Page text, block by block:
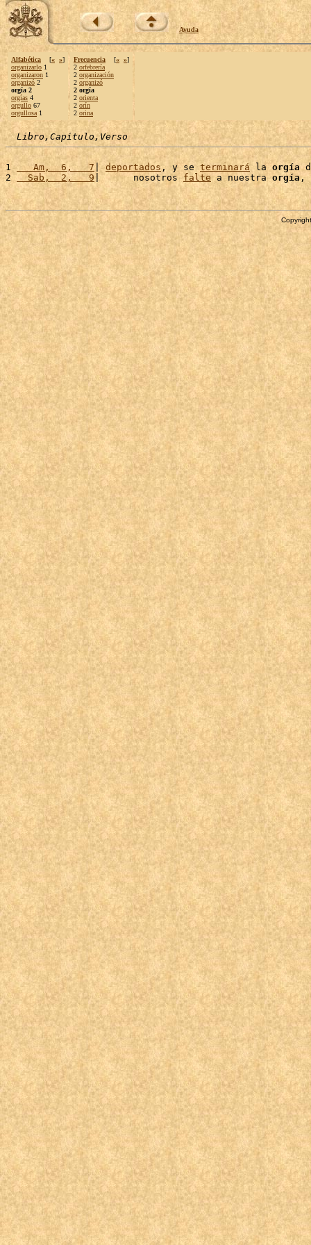
Ayuda
Alfabética [« »]
organizarlo 1
organizaron 1
organizó 2
orgía 2
orgías 4
orgullo 67
orgullosa 1
Frecuencia [« »]
2 orfebrería
2 organización
2 organizó
2 orgía
2 orienta
2 orín
2 orina
Libro,Capítulo,Verso
1
   Am,  6,   7
| deportados, y se terminará la orgía
2
  Sab,  2,   9
|      nosotros falte a nuestra orgía,